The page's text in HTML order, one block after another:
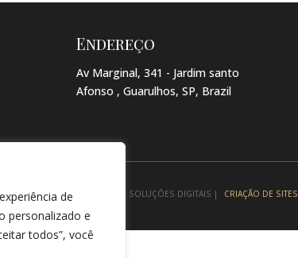
de
personalizado e
todos”, você
Endereço
Av Marginal, 341 - Jardim santo
Afonso , Guarulhos, SP, Brazil
MAKEUP → POR: CONEKI - SOLUÇÕES DIGITAIS | CRIAÇÃO DE SITES